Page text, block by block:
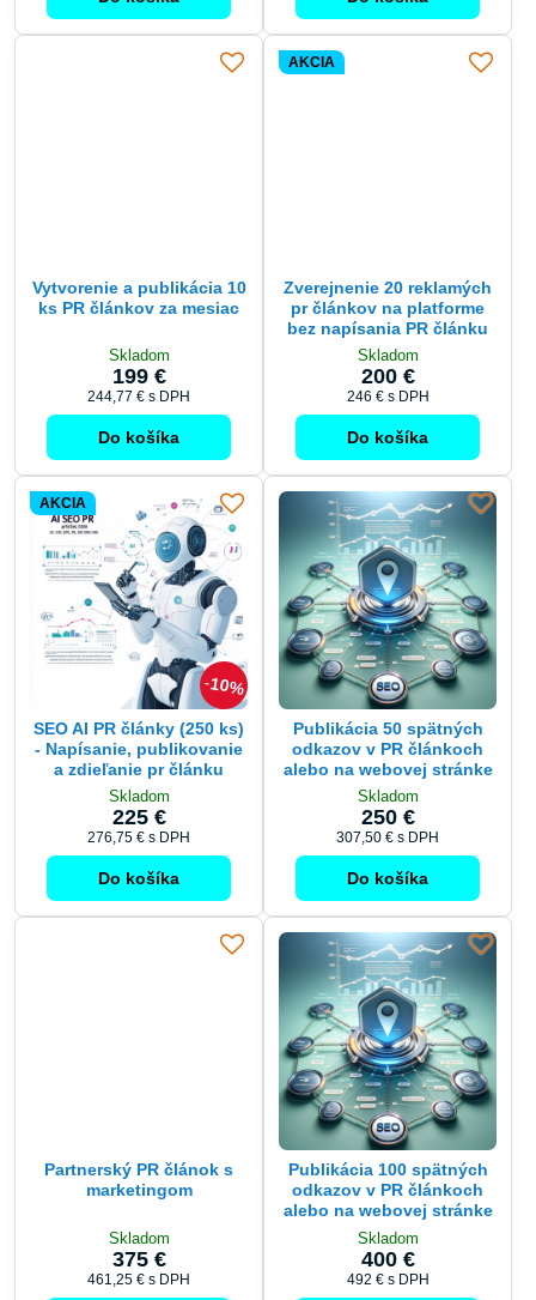
Vytvorenie a publikácia 10
ks PR článkov za mesiac
Skladom
199 €
244,77 € s DPH
Do košíka
AKCIA
Zverejnenie 20 reklamých
pr článkov na platforme
bez napísania PR článku
Skladom
200 €
246 € s DPH
Do košíka
10%
AKCIA
SEO AI PR články (250 ks)
- Napísanie, publikovanie
a zdieľanie pr článku
Skladom
225 €
276,75 € s DPH
Do košíka
Publikácia 50 spätných
odkazov v PR článkoch
alebo na webovej stránke
Skladom
250 €
307,50 € s DPH
Do košíka
Partnerský PR článok s
marketingom
Skladom
375 €
461,25 € s DPH
Publikácia 100 spätných
odkazov v PR článkoch
alebo na webovej stránke
Skladom
400 €
492 € s DPH